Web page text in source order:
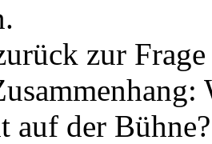
zur Frage
auf der Bühne?